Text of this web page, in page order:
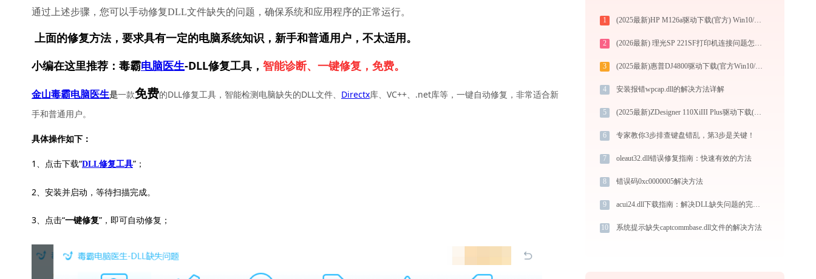
通过上述步骤，您可以手动修复DLL文件缺失的问题，确保系统和应用程序的正常运行。
上面的修复方法，要求具有一定的电脑系统知识，新手和普通用户，不太适用。
小编在这里推荐：毒霸电脑医生-DLL修复工具， 智能诊断、一键修复，免费。
金山毒霸电脑医生是一款免费的DLL修复工具，智能检测电脑缺失的DLL文件、 Directx库、VC++、.net库等，一键自动修复，非常适合新
手和普通用户。
具体操作如下：
1、点击下载“DLL修复工具”；
2、安装并启动，等待扫描完成。
3、点击“一键修复”，即可自动修复；
1 (2025最新)HP M126a驱动下载(官方) Win10/Win11支持
2 (2026最新) 理光SP 221SF打印机连接问题怎么解决？-金山毒霸
3 (2025最新)惠普DJ4800驱动下载(官方Win10/Win11)
4 安装报错wpcap.dll的解决方法详解
5 (2025最新)ZDesigner 110XiIII Plus驱动下载(官方) Win10/Win11
6 专家教你3步排查键盘错乱，第3步是关键！
7 oleaut32.dll错误修复指南：快速有效的方法
8 错误码0xc0000005解决方法
9 acui24.dll下载指南：解决DLL缺失问题的完整方案
10 系统提示缺失captcommbase.dll文件的解决方法